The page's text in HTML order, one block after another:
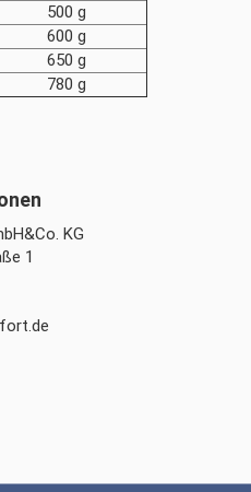
500 g
600 g
650 g
780 g
KG
1